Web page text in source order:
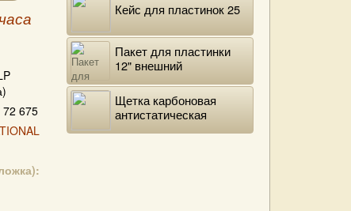
72 675
Кейс для пластинок 25
Пакет для пластинки
12" внешний
Щетка карбоновая
антистатическая